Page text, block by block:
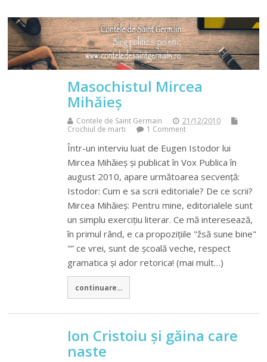
Masochistul Mircea
Mihăieș
Contele de Saint Germain
21/12/2010
Crochiul de marti
1 Comment
Într-un interviu luat de Eugen Istodor lui
Mircea Mihăieș și publicat în Vox Publica în
august 2010, apare următoarea secvență:
Istodor: Cum e sa scrii editoriale? De ce scrii?
Mircea Mihăieș: Pentru mine, editorialele sunt
un simplu exercițiu literar. Ce mă interesează,
în primul rând, e ca propozițiile "žsă sune bine"
"” ce vrei, sunt de școală veche, respect
gramatica și ador retorica! (mai mult…)
continuare...
Ion Cristoiu și găina care
naste